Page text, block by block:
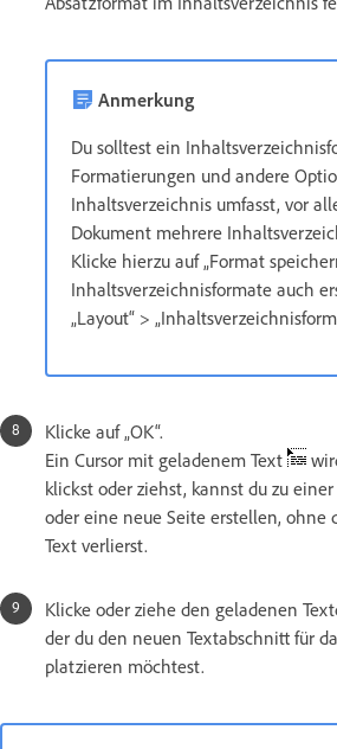
Anmerkung
Du solltest ein
Formatierungen und andere
Inhaltsverzeichnis umfasst, vor
Dokument mehrere
Klicke hierzu auf „Format
Inhaltsverzeichnisformate auch
„Layout“ >
Klicke auf „OK“.
Ein Cursor mit geladenem Text
klickst oder ziehst, kannst du zu
oder eine neue Seite erstellen, ohne
Text verlierst.
Klicke oder ziehe den geladenen
der du den neuen Textabschnitt für
platzieren möchtest.